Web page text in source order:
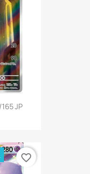
JP
favorite_border